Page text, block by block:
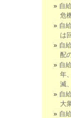
自
危
自
は
自
配
自
年
滅
自
大
自